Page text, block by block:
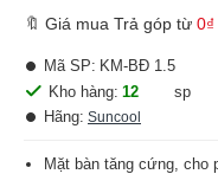
🔖 Giá mua Trả góp từ 0₫
Kho hàng: 12
sp
Hãng: Suncool
Mã SP: KM-BĐ 1.5
Mặt bàn tăng cứng, cho